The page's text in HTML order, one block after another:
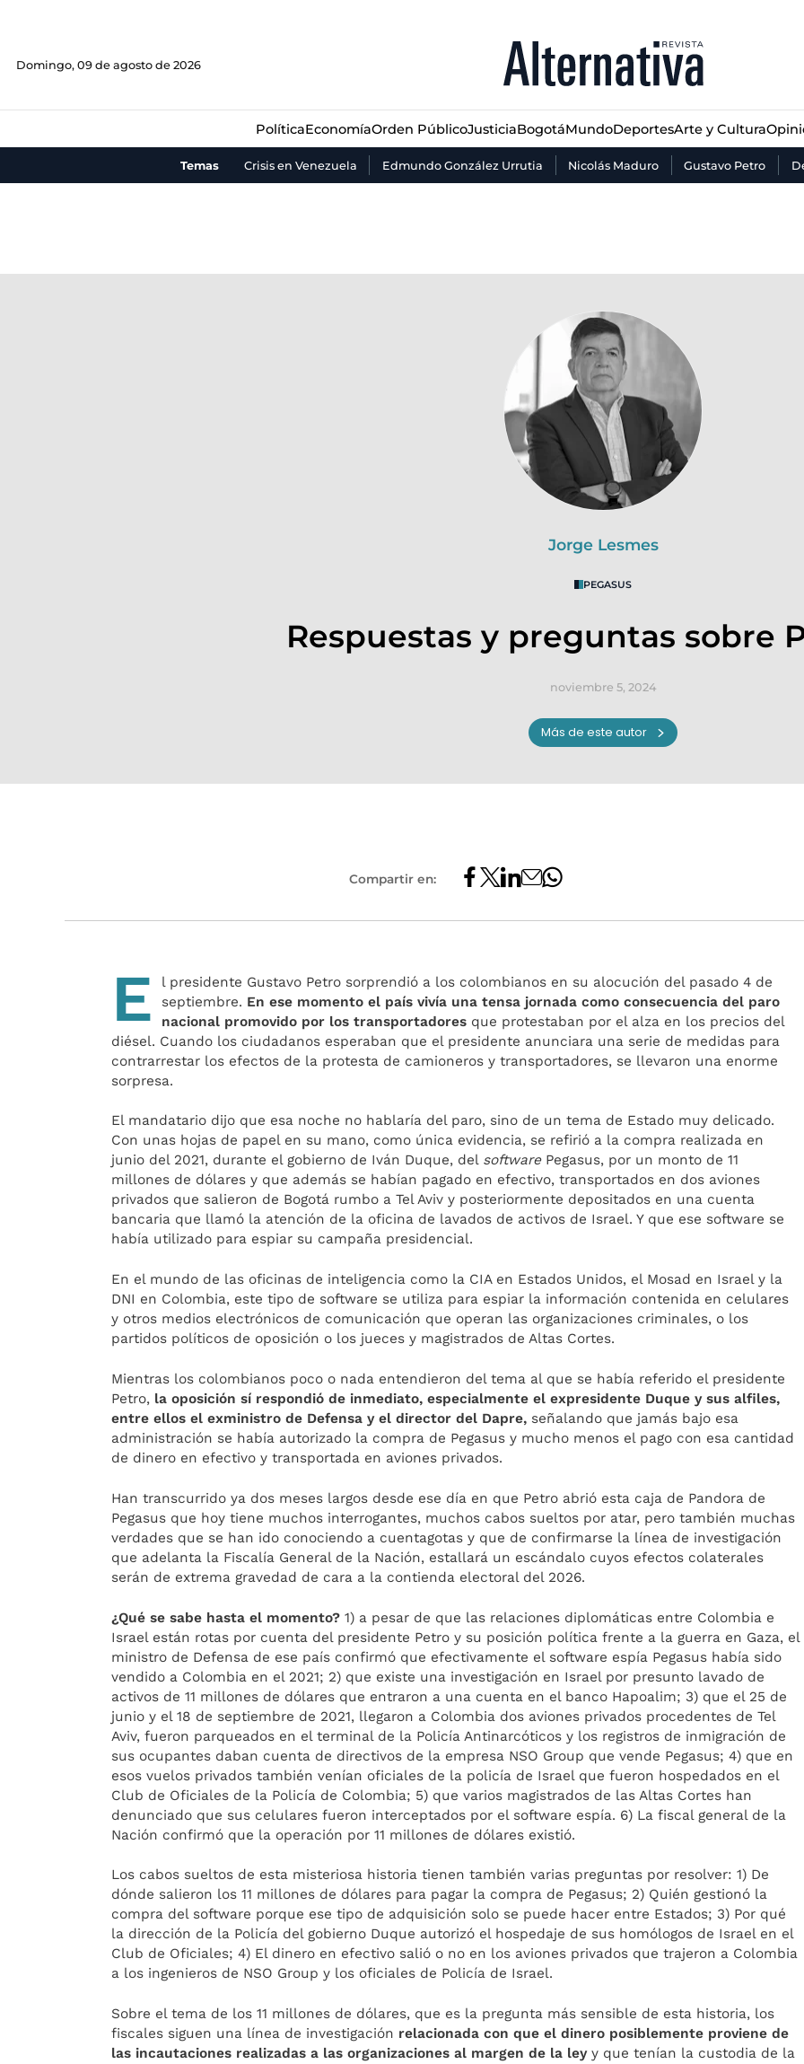
Domingo, 09 de agosto de 2026
PolíticaEconomíaOrden PúblicoJusticiaBogotáMundoDeportesArte y Cultura
Temas Crisis en Venezuela Edmundo González Urrutia Nicolás Maduro Gustavo Petro
JusticiaBogotáMundo Deportes Arte y Cultura
Jorge Lesmes
PEGASUS
Respuestas y preguntas sobre
noviembre 5, 2024
Más de este autor
Compartir en:
E
l presidente Gustavo Petro sorprendió a los colombianos en su alocución del pasado 4 de
septiembre. En ese momento el país vivía una tensa jornada como consecuencia del paro
nacional promovido por los transportadores que protestaban por el alza en los precios del
diésel. Cuando los ciudadanos esperaban que el presidente anunciara una serie de medidas para
contrarrestar los efectos de la protesta de camioneros y transportadores, se llevaron una enorme
sorpresa.
El mandatario dijo que esa noche no hablaría del paro, sino de un tema de Estado muy delicado.
Con unas hojas de papel en su mano, como única evidencia, se refirió a la compra realizada en
junio del 2021, durante el gobierno de Iván Duque, del softwarePegasus, por un monto de 11
millones de dólares y que además se habían pagado en efectivo, transportados en dos aviones
privados que salieron de Bogotá rumbo a Tel Aviv y posteriormente depositados en una cuenta
bancaria que llamó la atención de la oficina de lavados de activos de Israel. Y que ese software se
había utilizado para espiar su campaña presidencial.
En el mundo de las oficinas de inteligencia como la CIA en Estados Unidos, el Mosad en Israel y la
DNI en Colombia, este tipo de software se utiliza para espiar la información contenida en celulares
y otros medios electrónicos de comunicación que operan las organizaciones criminales, o los
partidos políticos de oposición o los jueces y magistrados de Altas Cortes.
Mientras los colombianos poco o nada entendieron del tema al que se había referido el presidente
Petro, la oposición sí respondió de inmediato, especialmente el expresidente Duque y sus alfiles,
entre ellos el exministro de Defensa y el director del Dapre, señalando que jamás bajo esa
administración se había autorizado la compra de Pegasus y mucho menos el pago con esa cantidad
de dinero en efectivo y transportada en aviones privados.
Han transcurrido ya dos meses largos desde ese día en que Petro abrió esta caja de Pandora de
Pegasus que hoy tiene muchos interrogantes, muchos cabos sueltos por atar, pero también muchas
verdades que se han ido conociendo a cuentagotas y que de confirmarse la línea de investigación
que adelanta la Fiscalía General de la Nación, estallará un escándalo cuyos efectos colaterales
serán de extrema gravedad de cara a la contienda electoral del 2026.
¿Qué se sabe hasta el momento? 1) a pesar de que las relaciones diplomáticas entre Colombia e
Israel están rotas por cuenta del presidente Petro y su posición política frente a la guerra en Gaza, el
ministro de Defensa de ese país confirmó que efectivamente el software espía Pegasus había sido
vendido a Colombia en el 2021; 2) que existe una investigación en Israel por presunto lavado de
activos de 11 millones de dólares que entraron a una cuenta en el banco Hapoalim; 3) que el 25 de
junio y el 18 de septiembre de 2021, llegaron a Colombia dos aviones privados procedentes de Tel
Aviv, fueron parqueados en el terminal de la Policía Antinarcóticos y los registros de inmigración de
sus ocupantes daban cuenta de directivos de la empresa NSO Group que vende Pegasus; 4) que en
esos vuelos privados también venían oficiales de la policía de Israel que fueron hospedados en el
Club de Oficiales de la Policía de Colombia; 5) que varios magistrados de las Altas Cortes han
denunciado que sus celulares fueron interceptados por el software espía. 6) La fiscal general de la
Nación confirmó que la operación por 11 millones de dólares existió.
Los cabos sueltos de esta misteriosa historia tienen también varias preguntas por resolver: 1) De
dónde salieron los 11 millones de dólares para pagar la compra de Pegasus; 2) Quién gestionó la
compra del software porque ese tipo de adquisición solo se puede hacer entre Estados; 3) Por qué
la dirección de la Policía del gobierno Duque autorizó el hospedaje de sus homólogos de Israel en el
Club de Oficiales; 4) El dinero en efectivo salió o no en los aviones privados que trajeron a Colombia
a los ingenieros de NSO Group y los oficiales de Policía de Israel.
Sobre el tema de los 11 millones de dólares, que es la pregunta más sensible de esta historia, los
fiscales siguen una línea de investigación relacionada con que el dinero posiblemente proviene de
las incautaciones realizadas a las organizaciones al margen de la leyy que tenían la custodia de la